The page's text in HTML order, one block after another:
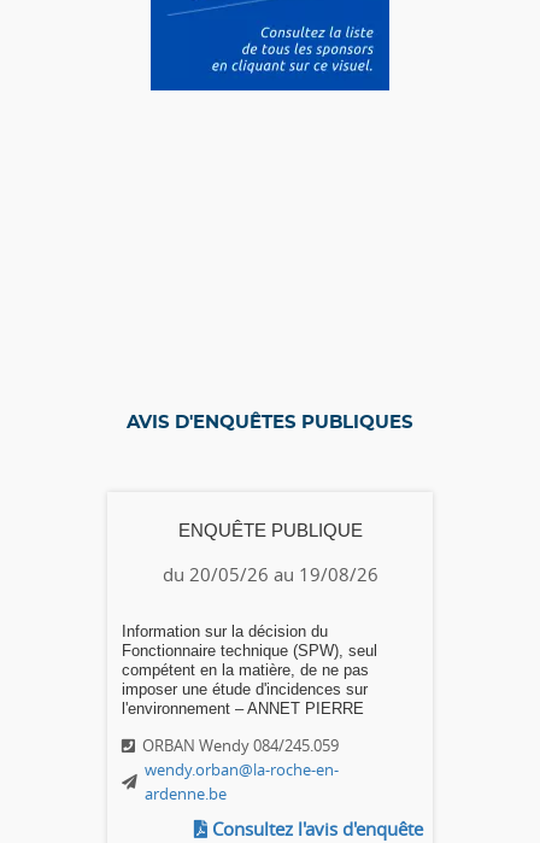
AVIS D'ENQUÊTES PUBLIQUES
ENQUÊTE PUBLIQUE
du 20/05/26 au 19/08/26
Information sur la décision du
Fonctionnaire technique (SPW), seul
compétent en la matière, de ne pas
imposer une étude d'incidences sur
l'environnement – ANNET PIERRE
ORBAN Wendy 084/245.059
wendy.orban@la-roche-en-
ardenne.be
Consultez l'avis d'enquête